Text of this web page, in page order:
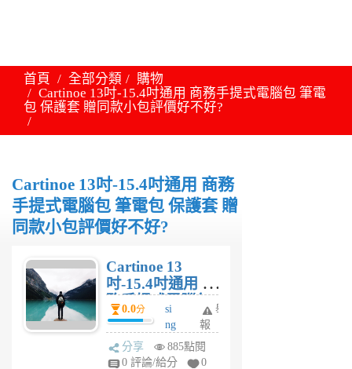
首頁 全部分類
購物
Cartinoe 13吋-15.4吋通用 商務手提式電腦包 筆電
包 保護套 贈同款小包評價好不好?
Cartinoe 13吋-15.4吋通用 商務
手提式電腦包 筆電包 保護套 贈
同款小包評價好不好?
Cartinoe 13
吋-15.4吋通用 商
務手提式電腦包
筆電包 保護套 贈
同款小包評價好
不好?
0.0分
si
ng
6
年
舉
報
分享
885點閱
0 評論/給分
0